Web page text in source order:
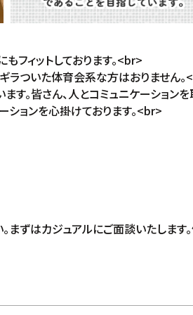
フィットしております。<br>
ラついた体育会系な方はおりません。
す。皆さん、人とコミュニケーション
ションを心掛けております。<br>
ずはカジュアルにご面談いたします。